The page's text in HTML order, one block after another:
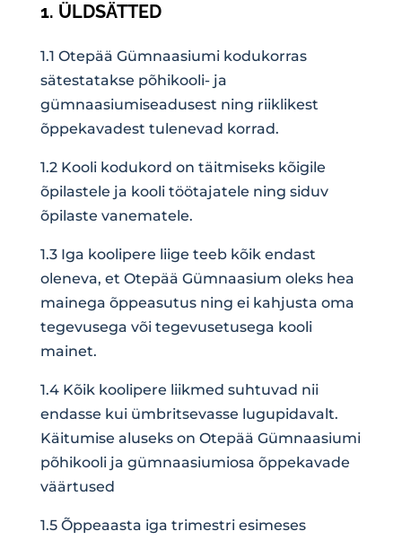
1. ÜLDSÄTTED
1.1 Otepää Gümnaasiumi kodukorras
sätestatakse põhikooli- ja
gümnaasiumiseadusest ning riiklikest
õppekavadest tulenevad korrad.
1.2 Kooli kodukord on täitmiseks kõigile
õpilastele ja kooli töötajatele ning siduv
õpilaste vanematele.
1.3 Iga koolipere liige teeb kõik endast
oleneva, et Otepää Gümnaasium oleks hea
mainega õppeasutus ning ei kahjusta oma
tegevusega või tegevusetusega kooli
mainet.
1.4 Kõik koolipere liikmed suhtuvad nii
endasse kui ümbritsevasse lugupidavalt.
Käitumise aluseks on Otepää Gümnaasiumi
põhikoolija gümnaasiumiosa õppekavade
väärtused
1.5 Õppeaasta iga trimestri esimeses